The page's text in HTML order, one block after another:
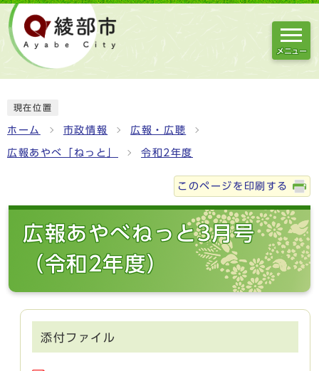
メニュー
現在位置
ホーム 市政情報 広報・広聴
広報あやべ「ねっと」 令和2年度
このページを印刷する
広報あやべねっと3月号
（令和2年度）
添付ファイル